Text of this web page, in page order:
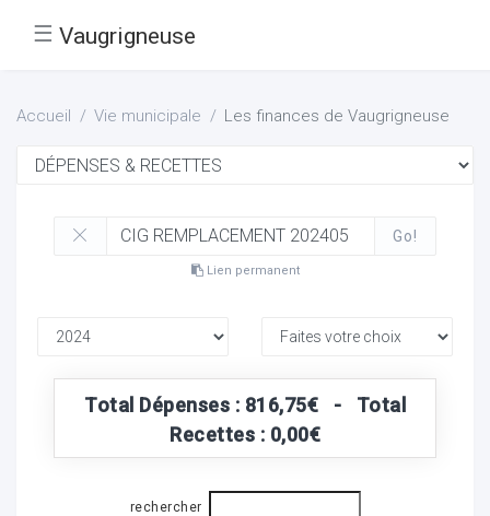
☰ Vaugrigneuse
Accueil Vie municipale Les finances de Vaugrigneuse
Go!
Lien permanent
Total Dépenses : 816,75€ - Total
Recettes : 0,00€
rechercher